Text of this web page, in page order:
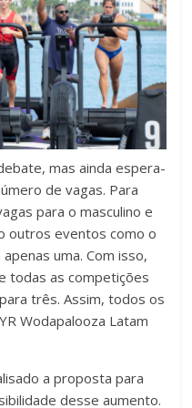
mas ainda espera-
de vagas. Para
para o masculino e
outros eventos como o
uma. Com isso,
todas as competições
três. Assim, todos os
Wodapalooza Latam
a proposta para
desse aumento.